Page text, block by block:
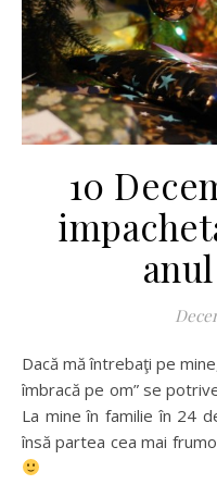
10
Dacă mă întrebaţi pe mine, sunt de părere că vorba “haina îl
îmbracă pe om” se
La mine în familie în 24
însă partea cea mai